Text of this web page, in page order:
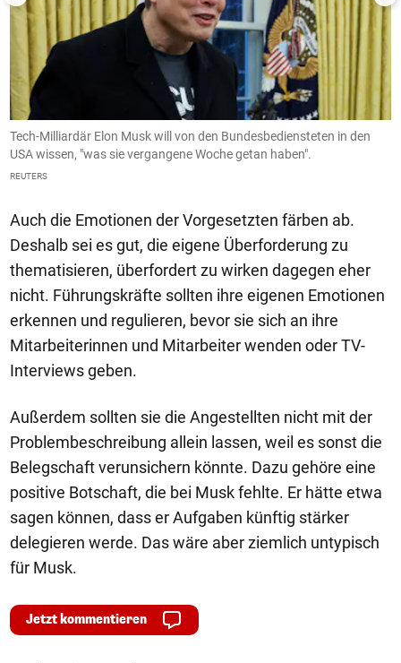
Tech-Milliardär Elon Musk will von den Bundesbediensteten in den
USA wissen, "was sie vergangene Woche getan haben".
REUTERS
Auch die Emotionen der Vorgesetzten färben ab.
Deshalb sei es gut, die eigene Überforderung zu
thematisieren, überfordert zu wirken dagegen eher
nicht. Führungskräfte sollten ihre eigenen Emotionen
erkennen und regulieren, bevor sie sich an ihre
Mitarbeiterinnen und Mitarbeiter wenden oder TV-
Interviews geben.
Außerdem sollten sie die Angestellten nicht mit der
Problembeschreibung allein lassen, weil es sonst die
Belegschaft verunsichern könnte. Dazu gehöre eine
positive Botschaft, die bei Musk fehlte. Er hätte etwa
sagen können, dass er Aufgaben künftig stärker
delegieren werde. Das wäre aber ziemlich untypisch
für Musk.
Jetzt kommentieren